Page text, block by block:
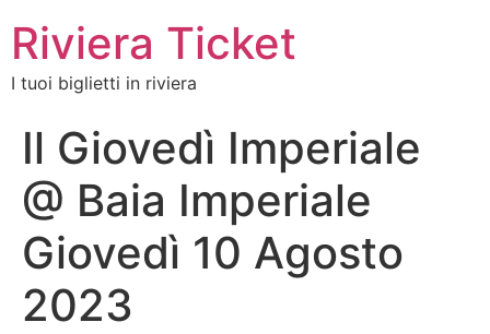
Riviera Ticket
I tuoi biglietti in riviera
Il Giovedì Imperiale
@ Baia Imperiale
Giovedì 10 Agosto
2023